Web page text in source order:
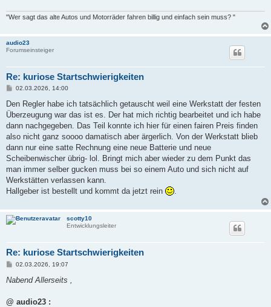
"Wer sagt das alte Autos und Motorräder fahren billig und einfach sein muss? "
audio23
Forumseinsteiger
Re: kuriose Startschwierigkeiten
B
i
r
a
02.03.2026, 14:00
Den Regler habe ich tatsächlich getauscht weil eine Werkstatt der festen
Überzeugung war das ist es. Der hat mich richtig bearbeitet und ich habe
dann nachgegeben. Das Teil konnte ich hier für einen fairen Preis finden
also nicht ganz soooo damatisch aber ärgerlich. Von der Werkstatt blieb
dann nur eine satte Rechnung eine neue Batterie und neue
Scheibenwischer übrig- lol. Bringt mich aber wieder zu dem Punkt das
man immer selber gucken muss bei so einem Auto und sich nicht auf
Werkstätten verlassen kann.
Hallgeber ist bestellt und kommt da jetzt rein
.
scotty10
Entwicklungsleiter
Re: kuriose Startschwierigkeiten
B
i
a
02.03.2026, 19:07
Nabend Allerseits ,
@ audio23 :